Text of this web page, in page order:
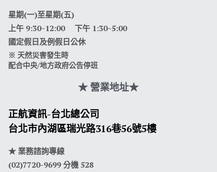
星期(一)至星期(五)
上午 9:30~12:00 　下午 1:30~5:00
國定假日及例假日公休
※ 天然災害發生時
配合中央/地方政府公告停班
★ 營業地址★
正航資訊-台北總公司
台北市內湖區瑞光路316巷56號5樓
★ 業務諮詢專線
(02)7720-9699 分機 528